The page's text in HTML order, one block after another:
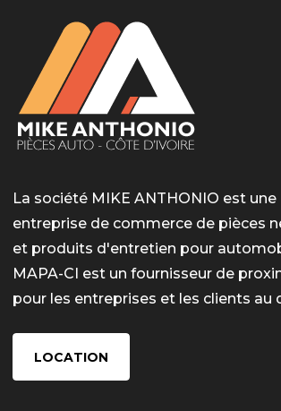
used-panties-es/
La société MIKE ANTHONIO est une
entreprise de commerce de pièces
et produits d'entretien pour
MAPA-CI est un fournisseur de
pour les entreprises et les clients au
LOCATION